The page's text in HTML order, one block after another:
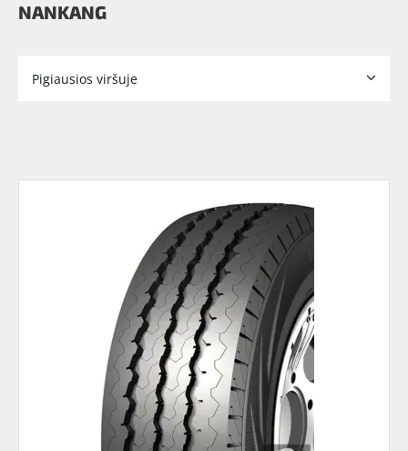
NANKANG